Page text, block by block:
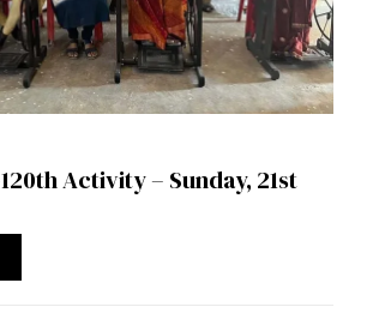
Activity – Sunday, 21st